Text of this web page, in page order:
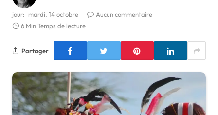
jour: mardi, 14 octobre
Aucun commentaire
6 Min Temps de lecture
Partager